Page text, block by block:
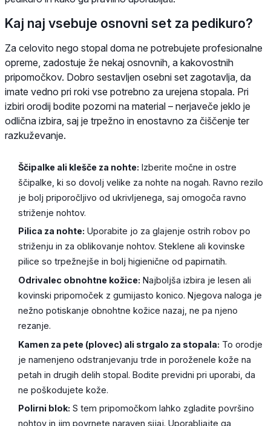
Kaj naj vsebuje osnovni set za pedikuro?
Za celovito nego stopal doma ne potrebujete profesionalne
opreme, zadostuje že nekaj osnovnih, a kakovostnih
pripomočkov. Dobro sestavljen osebni set zagotavlja, da
imate vedno pri roki vse potrebno za urejena stopala. Pri
izbiri orodij bodite pozorni na material – nerjaveče jeklo je
odlična izbira, saj je trpežno in enostavno za čiščenje ter
razkuževanje.
Ščipalke ali klešče za nohte: Izberite močne in ostre
ščipalke, ki so dovolj velike za nohte na nogah. Ravno rezilo
je bolj priporočljivo od ukrivljenega, saj omogoča ravno
striženje nohtov.
Pilica za nohte: Uporabite jo za glajenje ostrih robov po
striženju in za oblikovanje nohtov. Steklene ali kovinske
pilice so trpežnejše in bolj higienične od papirnatih.
Odrivalec obnohtne kožice: Najboljša izbira je lesen ali
kovinski pripomoček z gumijasto konico. Njegova naloga je
nežno potiskanje obnohtne kožice nazaj, ne pa njeno
rezanje.
Kamen za pete (plovec) ali strgalo za stopala: To orodje
je namenjeno odstranjevanju trde in poroženele kože na
petah in drugih delih stopal. Bodite previdni pri uporabi, da
ne poškodujete kože.
Polirni blok: S tem pripomočkom lahko zgladite površino
nohtov in jim povrnete naraven sijaj. Uporabljajte ga